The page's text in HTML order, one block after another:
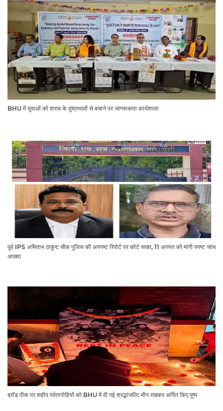
BHU में युवाओं को शराब के दुष्प्रभावों से बचाने पर जागरूकता कार्यशाला
पूर्व IPS अमिताभ ठाकुर: चौक पुलिस की अस्पष्ट रिपोर्ट पर कोर्ट सख्त, 11 अगस्त को मांगी स्पष्ट जांच
आख्या
ब्रॉड पीक पर शहीद पर्वतारोहियों को BHU में दी गई श्रद्धांजलि: मौन रखकर अर्पित किए पुष्प